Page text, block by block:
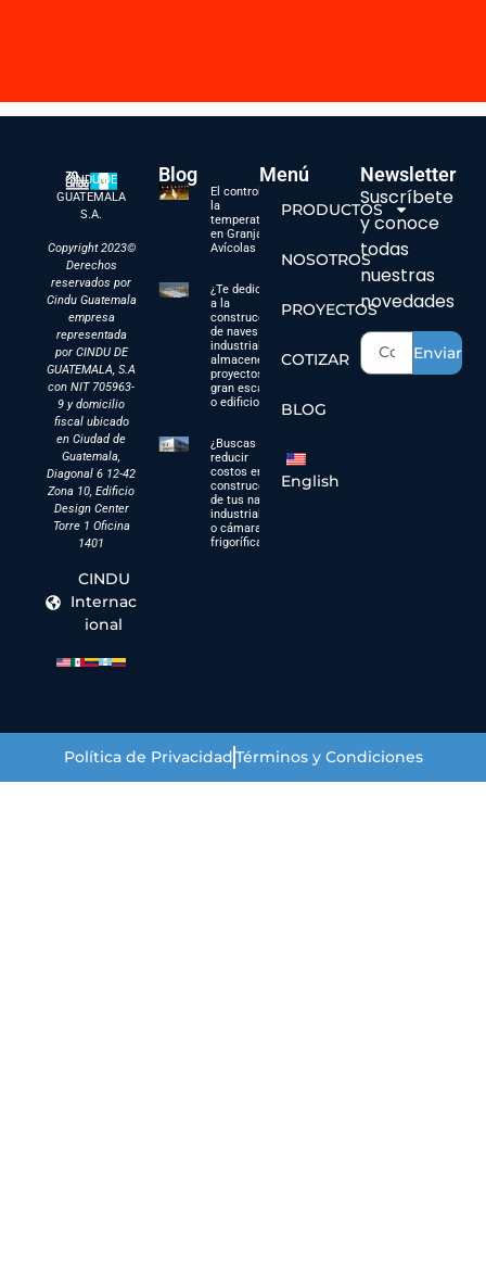
CINDU DE
GUATEMALA
S.A.
Copyright 2023©
Derechos
reservados por
Cindu Guatemala
empresa
representada
por CINDU DE
GUATEMALA, S.A
con NIT 705963-
9 y domicilio
fiscal ubicado
en Ciudad de
Guatemala,
Diagonal 6 12-42
Zona 10, Edificio
Design Center
Torre 1 Oficina
1401
CINDU
Internac
ional
Blog
El control de
la
temperatura
en Granjas
Avícolas
¿Te dedicas
a la
construcción
de naves
industriales,
almacenes,
proyectos a
gran escala
o edificios?
¿Buscas
reducir
costos en la
construcción
de tus naves
industriales
o cámaras
frigoríficas?
Menú
PRODUCTOS
NOSOTROS
PROYECTOS
COTIZAR
BLOG
English
Newsletter
Suscríbete
y conoce
todas
nuestras
novedades
Enviar
Política de PrivacidadTérminos y Condiciones